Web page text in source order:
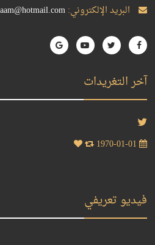
البريد الإلكتروني:
آخر التغريدات
فيديو تعريفي